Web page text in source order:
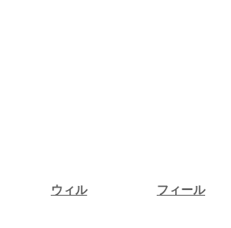
ウィル フィール